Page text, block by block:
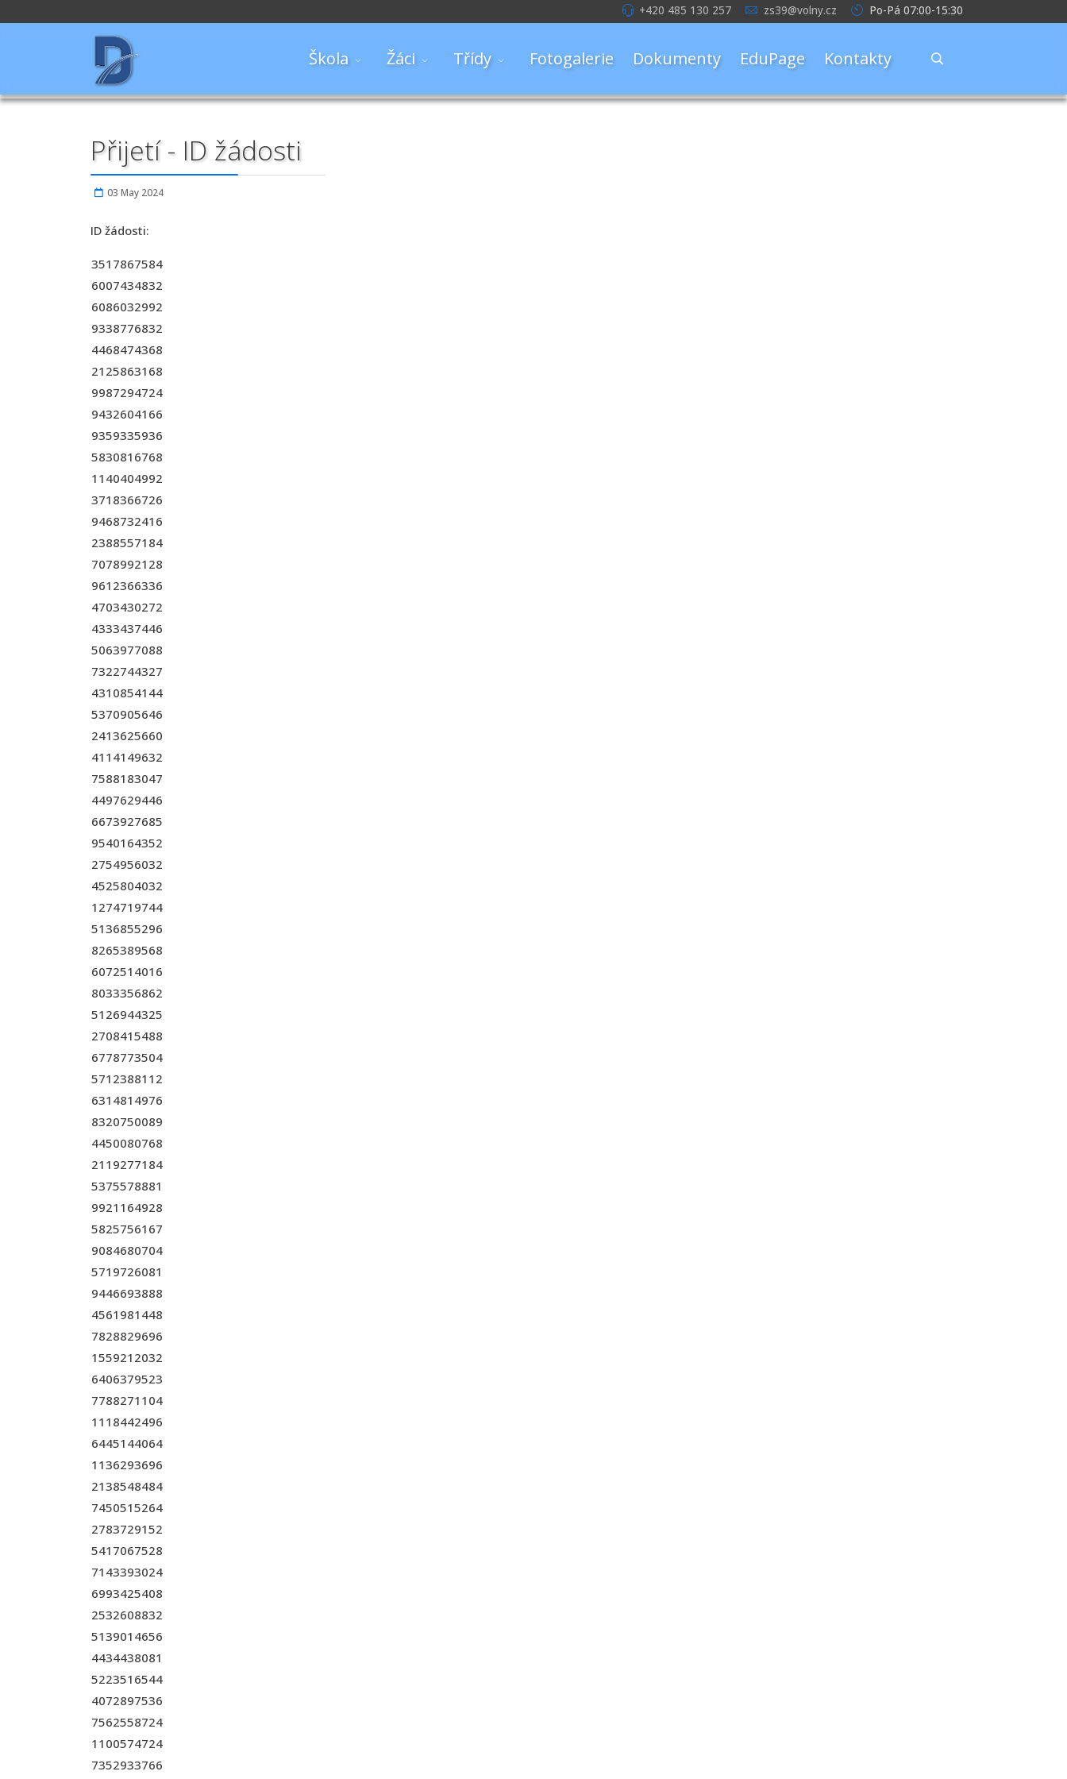
+420 485 130 257 zs39@volny.cz Po-Pá 07:00-15:30
Škola Žáci Třídy Fotogalerie Dokumenty EduPage Kontakty
Přijetí - ID žádosti
03 May 2024
ID žádosti:
3517867584
6007434832
6086032992
9338776832
4468474368
2125863168
9987294724
9432604166
9359335936
5830816768
1140404992
3718366726
9468732416
2388557184
7078992128
9612366336
4703430272
4333437446
5063977088
7322744327
4310854144
5370905646
2413625660
4114149632
7588183047
4497629446
6673927685
9540164352
2754956032
4525804032
1274719744
5136855296
8265389568
6072514016
8033356862
5126944325
2708415488
6778773504
5712388112
6314814976
8320750089
4450080768
2119277184
5375578881
9921164928
5825756167
9084680704
5719726081
9446693888
4561981448
7828829696
1559212032
6406379523
7788271104
1118442496
6445144064
1136293696
2138548484
7450515264
2783729152
5417067528
7143393024
6993425408
2532608832
5139014656
4434438081
5223516544
4072897536
7562558724
1100574724
7352933766